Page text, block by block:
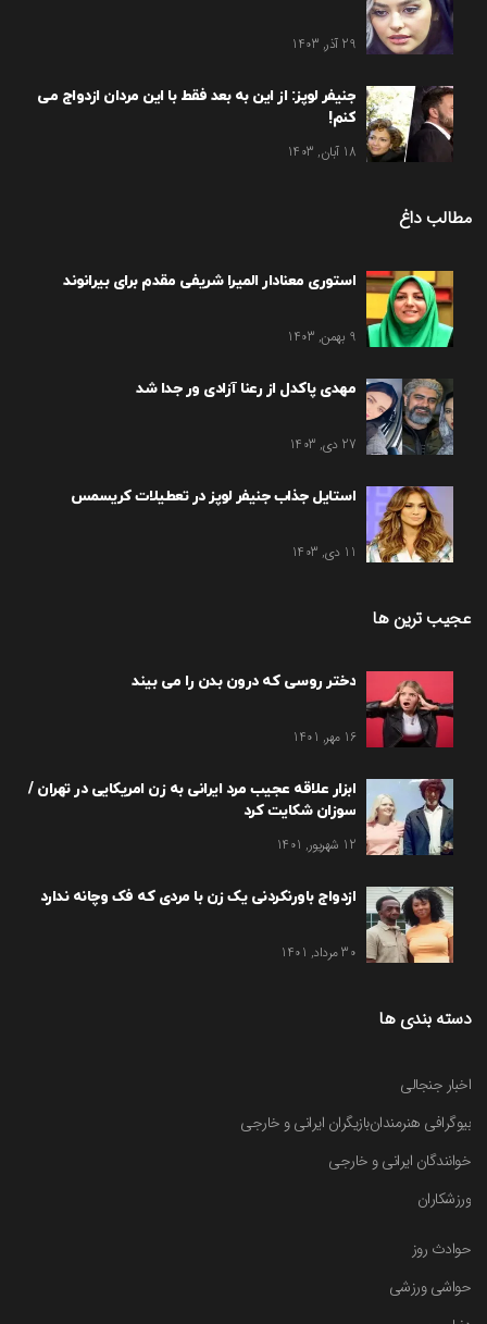
29 آذر, 1403
جنیفر لوپز: از این به بعد فقط با این مردان ازدواج می
کنم!
18 آبان, 1403
مطالب داغ
استوری معنادار المیرا شریفی مقدم برای بیرانوند
9 بهمن, 1403
مهدی پاکدل از رعنا آزادی ور جدا شد
27 دی, 1403
استایل جذاب جنیفر لوپز در تعطیلات کریسمس
11 دی, 1403
عجیب ترین ها
دختر روسی که درون بدن را می بیند
16 مهر, 1401
ابزار علاقه عجیب مرد ایرانی به زن امریکایی در تهران /
سوزان شکایت کرد
12 شهریور, 1401
ازدواج باورنکردنی یک زن با مردی که فک وچانه ندارد
30 مرداد, 1401
دسته بندی ها
اخبار جنجالی
بیوگرافی هنرمندانبازیگران ایرانی و خارجی
خوانندگان ایرانی و خارجی
ورزشکاران
حوادث روز
حواشی ورزشی